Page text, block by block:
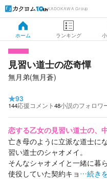
KADOKAWA Group
ホーム ランキング
見習い道士の恋奇憚
無月弟(無月蒼)
★93
144応援コメント48小説のフォロワ
恋する乙女の見習い道士の、
亡き母のように立派な道士に
習い道士のシャオメイ。
そんなシャオメイと一緒に暮
使役していた契約キョ …続き